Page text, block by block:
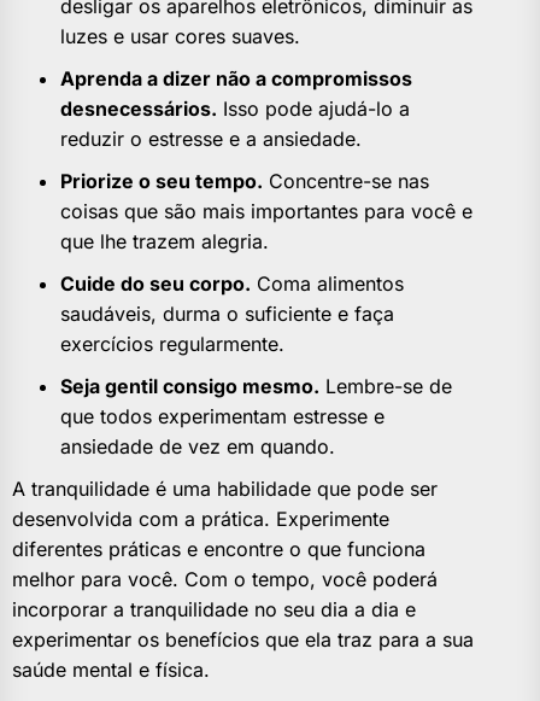
desligar os aparelhos eletrônicos, diminuir as
luzes e usar cores suaves.
Aprenda a dizer não a compromissos
desnecessários. Isso pode ajudá-lo a
reduzir o estresse e a ansiedade.
Priorize o seu tempo. Concentre-se nas
coisas que são mais importantes para você e
que lhe trazem alegria.
Cuide do seu corpo. Coma alimentos
saudáveis, durma o suficiente e faça
exercícios regularmente.
Seja gentil consigo mesmo. Lembre-se de
que todos experimentam estresse e
ansiedade de vez em quando.
A tranquilidade é uma habilidade que pode ser
desenvolvida com a prática. Experimente
diferentes práticas e encontre o que funciona
melhor para você. Com o tempo, você poderá
incorporar a tranquilidade no seu dia a dia e
experimentar os benefícios que ela traz para a sua
saúde mental e física.